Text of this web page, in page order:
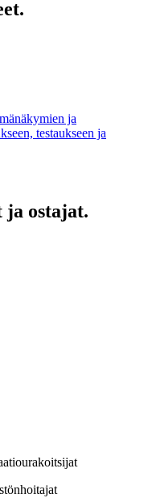
ja
testaukseen ja
ja ostajat.